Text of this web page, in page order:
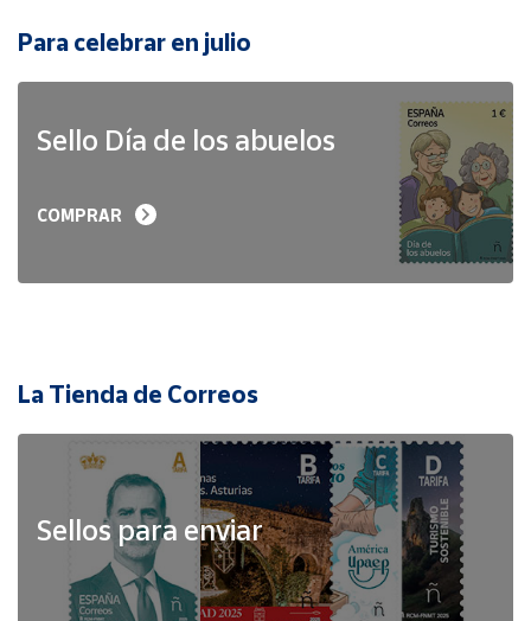
Para celebrar en julio
Sello Día de los abuelos
COMPRAR
La Tienda de Correos
Sellos para enviar